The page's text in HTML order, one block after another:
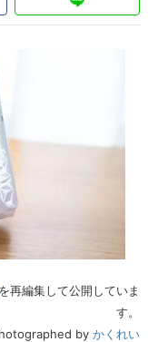
再編集して公開していま
す。
by かくれい